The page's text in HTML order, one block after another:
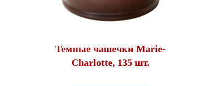
Темные чашечки Marie-
Charlotte, 135 шт.